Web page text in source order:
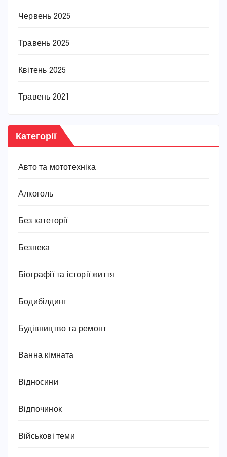
Червень 2025
Травень 2025
Квітень 2025
Травень 2021
Категорії
Авто та мототехніка
Алкоголь
Без категорії
Безпека
Біографії та історії життя
Бодибілдинг
Будівництво та ремонт
Ванна кімната
Відносини
Відпочинок
Військові теми